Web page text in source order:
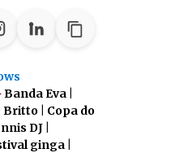
Banda Eva |
| Copa do
DJ |
ginga |